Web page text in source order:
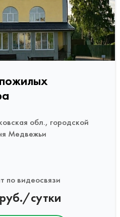
обл., городской
Медвежьи
по видеосвязи
сутки